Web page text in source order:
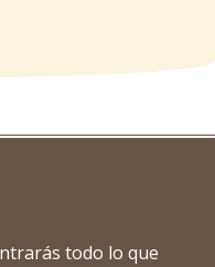
todo lo que